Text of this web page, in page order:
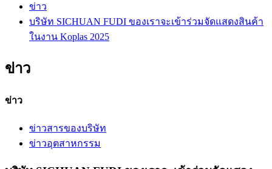
ข่าว
บริษัท SICHUAN FUDI ของเราจะเข้าร่วมจัดแสดงสินค้า
ในงาน Koplas 2025
ข่าว
ข่าว
ข่าวสารของบริษัท
ข่าวอุตสาหกรรม